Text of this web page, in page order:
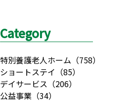
Category
特別養護老人ホーム （758）
ショートステイ （85）
デイサービス （206）
公益事業 （34）